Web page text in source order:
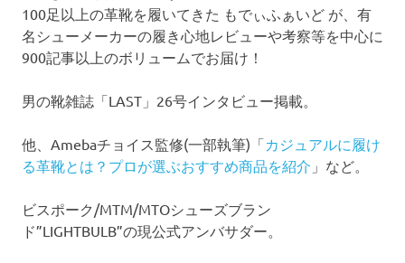
100足以上の革靴を履いてきた もでぃふぁいど が、有
名シューメーカーの履き心地レビューや考察等を中心に
900記事以上のボリュームでお届け！
男の靴雑誌「LAST」26号インタビュー掲載。
他、Amebaチョイス監修(一部執筆)「カジュアルに履け
る革靴とは？プロが選ぶおすすめ商品を紹介 」など。
ビスポーク/MTM/MTOシューズブラン
ド”LIGHTBULB”の現公式アンバサダー。